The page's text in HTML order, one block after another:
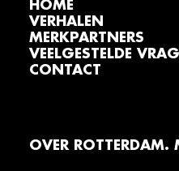
HOME
VERHALEN
MERKPARTNERS
VEELGESTELDE
CONTACT
OVER ROTTERDAM.